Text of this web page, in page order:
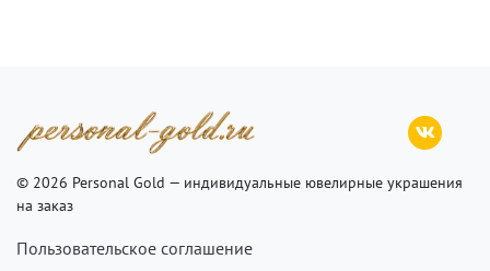
© 2026 Personal Gold — индивидуальные ювелирные украшения
на заказ
Пользовательское соглашение